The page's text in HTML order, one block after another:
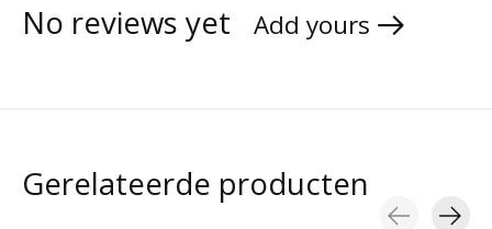
No reviews yet Add yours
Gerelateerde producten